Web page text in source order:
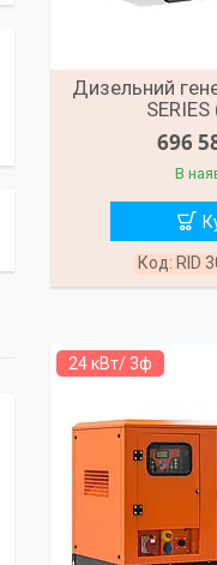
Дизельний
696
В
RID
24 кВт/ 3ф